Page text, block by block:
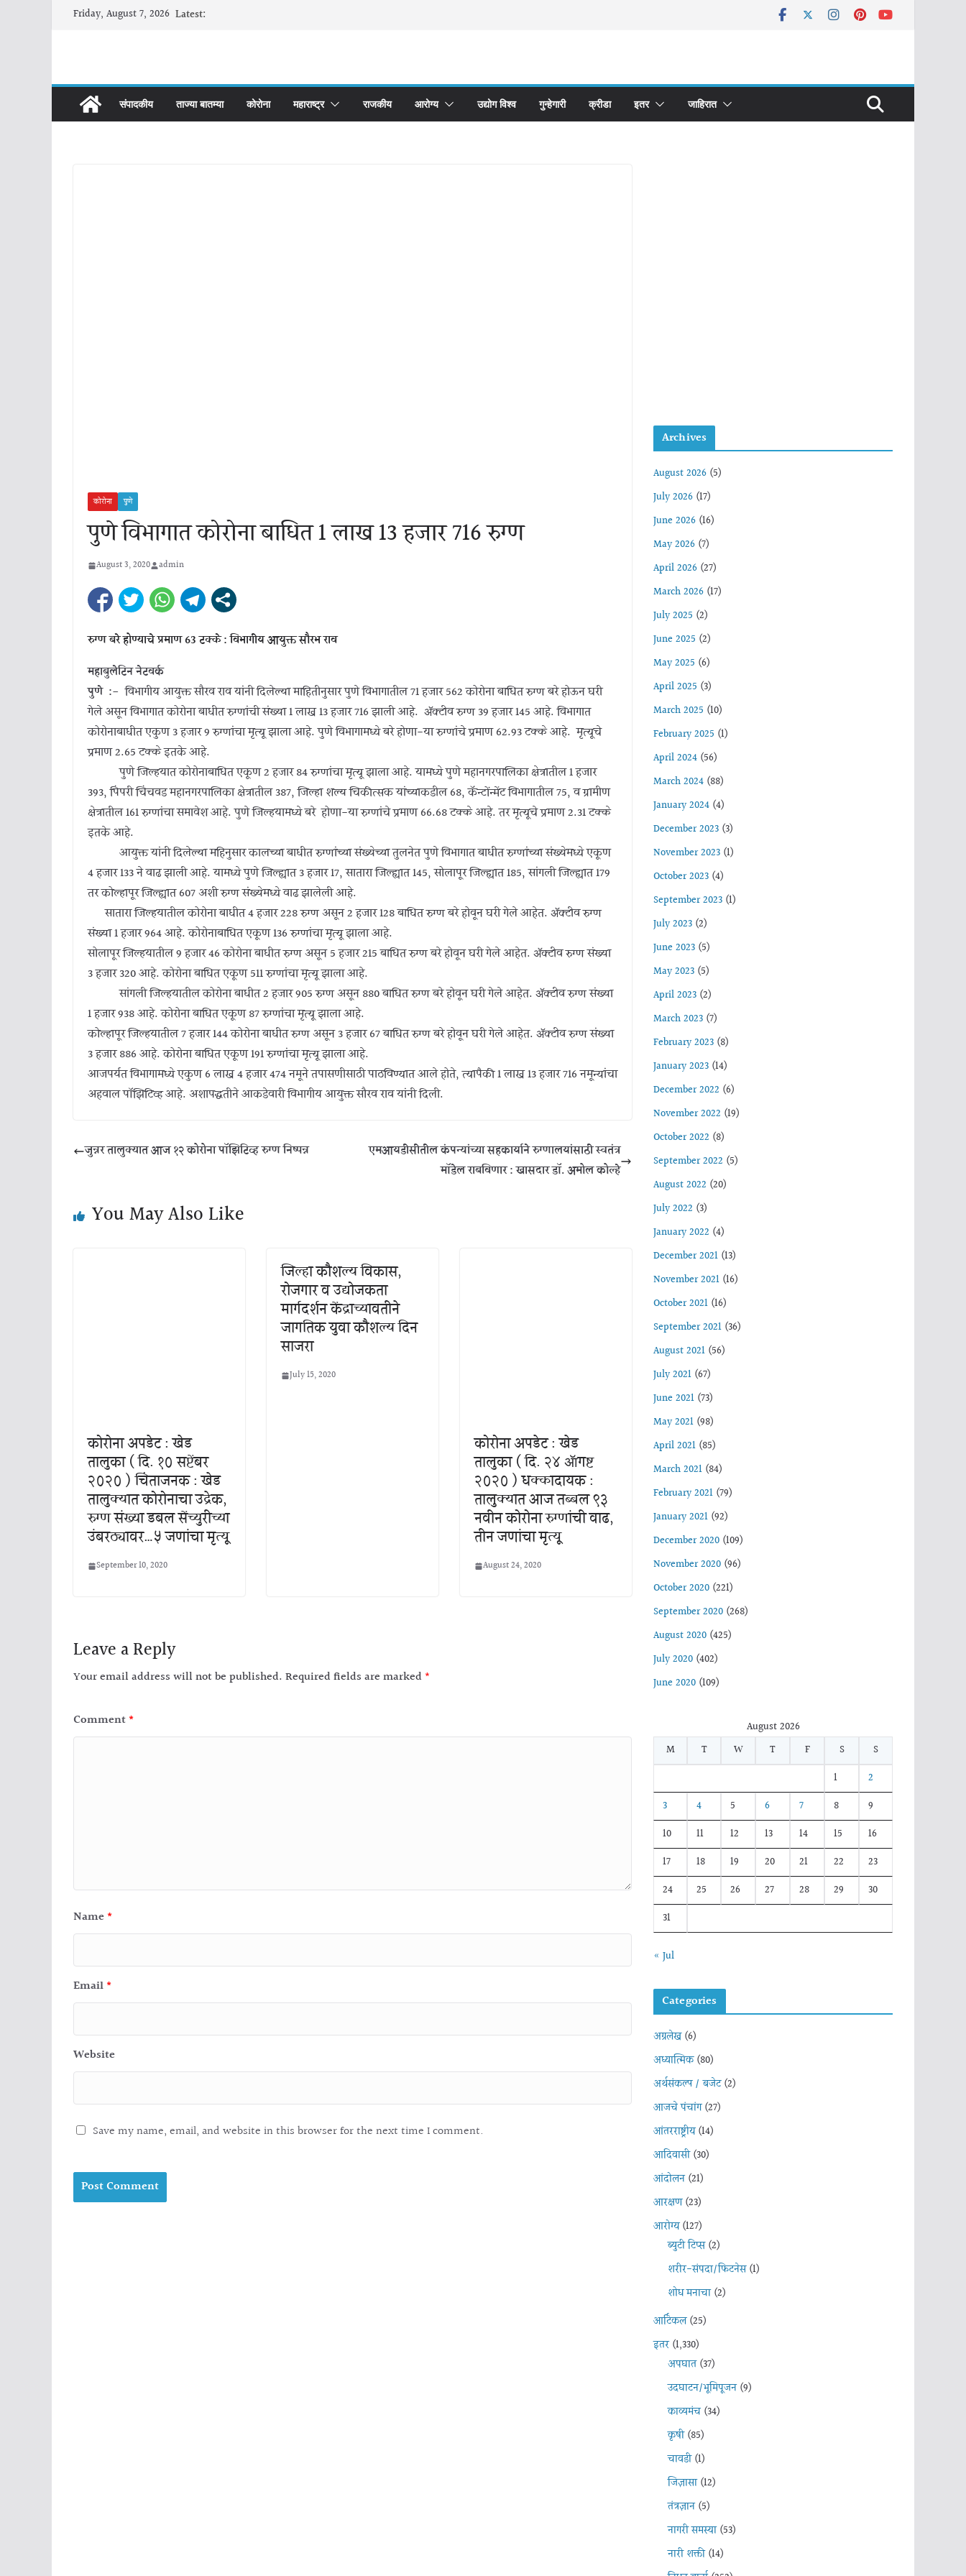
Friday, August 7, 2026 Latest:
संपादकीय ताज्या बातम्या कोरोना महाराष्ट्र राजकीय आरोग्य उद्योग विश्व गुन्हेगारी क्रीडा इतर जाहिरात
कोरोना पुणे
पुणे विभागात कोरोना बाधित 1 लाख 13 हजार 716 रुग्ण
August 3, 2020 admin
रुग्ण बरे होण्याचे प्रमाण 63 टक्के : विभागीय आयुक्त सौरभ राव
महाबुलेटिन नेटवर्क
पुणे :- विभागीय आयुक्त सौरव राव यांनी दिलेल्या माहितीनुसार पुणे विभागातील 71 हजार 562 कोरोना बाधित रुग्ण बरे होऊन घरी
गेले असून विभागात कोरोना बाधीत रुग्णांची संख्या 1 लाख 13 हजार 716 झाली आहे. ॲक्टीव रुग्ण 39 हजार 145 आहे. विभागात
कोरोनाबाधीत एकुण 3 हजार 9 रुग्णांचा मृत्यू झाला आहे. पुणे विभागामध्ये बरे होणा-या रुग्णांचे प्रमाण 62.93 टक्के आहे. मृत्यूचे
प्रमाण 2.65 टक्के इतके आहे.
पुणे जिल्हयात कोरोनाबाधित एकूण 2 हजार 84 रुग्णांचा मृत्यू झाला आहे. यामध्ये पुणे महानगरपालिका क्षेत्रातील 1 हजार
393, पिंपरी चिंचवड महानगरपालिका क्षेत्रातील 387, जिल्हा शल्य चिकीत्सक यांच्याकडील 68, कॅन्टोंन्मेंट विभागातील 75, व ग्रामीण
क्षेत्रातील 161 रुग्णांचा समावेश आहे. पुणे जिल्हयामध्ये बरे होणा-या रुग्णांचे प्रमाण 66.68 टक्के आहे. तर मृत्यूचे प्रमाण 2.31 टक्के
इतके आहे.
आयुक्त यांनी दिलेल्या महिनुसार कालच्या बाधीत रुग्णांच्या संख्येच्या तुलनेत पुणे विभागात बाधीत रुग्णांच्या संख्येमध्ये एकूण
4 हजार 133 ने वाढ झाली आहे. यामध्ये पुणे जिल्ह्यात 3 हजार 17, सातारा जिल्ह्यात 145, सोलापूर जिल्ह्यात 185, सांगली जिल्ह्यात 179
तर कोल्हापूर जिल्ह्यात 607 अशी रुग्ण संख्येमध्ये वाढ झालेली आहे.
सातारा जिल्हयातील कोरोना बाधीत 4 हजार 228 रुग्ण असून 2 हजार 128 बाधित रुग्ण बरे होवून घरी गेले आहेत. ॲक्टीव रुग्ण
संख्या 1 हजार 964 आहे. कोरोनाबाधित एकूण 136 रुग्णांचा मृत्यू झाला आहे.
सोलापूर जिल्हयातील 9 हजार 46 कोरोना बाधीत रुग्ण असून 5 हजार 215 बाधित रुग्ण बरे होवून घरी गेले आहेत. ॲक्टीव रुग्ण संख्या
3 हजार 320 आहे. कोरोना बाधित एकूण 511 रुग्णांचा मृत्यू झाला आहे.
सांगली जिल्हयातील कोरोना बाधीत 2 हजार 905 रुग्ण असून 880 बाधित रुग्ण बरे होवून घरी गेले आहेत. ॲक्टीव रुग्ण संख्या
1 हजार 938 आहे. कोरोना बाधित एकूण 87 रुग्णांचा मृत्यू झाला आहे.
कोल्हापूर जिल्हयातील 7 हजार 144 कोरोना बाधीत रुग्ण असून 3 हजार 67 बाधित रुग्ण बरे होवून घरी गेले आहेत. ॲक्टीव रुग्ण संख्या
3 हजार 886 आहे. कोरोना बाधित एकूण 191 रुग्णांचा मृत्यू झाला आहे.
आजपर्यत विभागामध्ये एकुण 6 लाख 4 हजार 474 नमूने तपासणीसाठी पाठविण्यात आले होते, त्यापैकी 1 लाख 13 हजार 716 नमून्यांचा
अहवाल पॉझिटिव्ह आहे. अशापद्धतीने आकडेवारी विभागीय आयुक्त सौरव राव यांनी दिली.
जुन्नर तालुक्यात आज १२ कोरोना पॉझिटिव्ह रुग्ण निष्पन्न
एमआयडीसीतील कंपन्यांच्या सहकार्याने रुग्णालयांसाठी स्वतंत्र
मॉडेल राबविणार : खासदार डॉ. अमोल कोल्हे
You May Also Like
कोरोना अपडेट : खेड
तालुका ( दि. १० सप्टेंबर
२०२० ) चिंताजनक : खेड
तालुक्यात कोरोनाचा उद्रेक,
रुग्ण संख्या डबल सेंच्युरीच्या
उंबरठ्यावर…५ जणांचा मृत्यू
September 10, 2020
जिल्हा कौशल्य विकास,
रोजगार व उद्योजकता
मार्गदर्शन केंद्राच्यावतीने
जागतिक युवा कौशल्य दिन
साजरा
July 15, 2020
कोरोना अपडेट : खेड
तालुका ( दि. २४ ॲागष्ट
२०२० ) धक्कादायक :
तालुक्यात आज तब्बल ९३
नवीन कोरोना रुग्णांची वाढ,
तीन जणांचा मृत्यू
August 24, 2020
Leave a Reply
Your email address will not be published. Required fields are marked *
Comment *
Name *
Email *
Website
Save my name, email, and website in this browser for the next time I comment.
Archives
August 2026 (5)
July 2026 (17)
June 2026 (16)
May 2026 (7)
April 2026 (27)
March 2026 (17)
July 2025 (2)
June 2025 (2)
May 2025 (6)
April 2025 (3)
March 2025 (10)
February 2025 (1)
April 2024 (56)
March 2024 (88)
January 2024 (4)
December 2023 (3)
November 2023 (1)
October 2023 (4)
September 2023 (1)
July 2023 (2)
June 2023 (5)
May 2023 (5)
April 2023 (2)
March 2023 (7)
February 2023 (8)
January 2023 (14)
December 2022 (6)
November 2022 (19)
October 2022 (8)
September 2022 (5)
August 2022 (20)
July 2022 (3)
January 2022 (4)
December 2021 (13)
November 2021 (16)
October 2021 (16)
September 2021 (36)
August 2021 (56)
July 2021 (67)
June 2021 (73)
May 2021 (98)
April 2021 (85)
March 2021 (84)
February 2021 (79)
January 2021 (92)
December 2020 (109)
November 2020 (96)
October 2020 (221)
September 2020 (268)
August 2020 (425)
July 2020 (402)
June 2020 (109)
August 2026
M
T W T F S
S
1
2
3
4 5 6 7 8
9
10
11 12 13 14 15
16
17
18 19 20 21 22
23
24
25 26 27 28 29
30
31
« Jul
Categories
अग्रलेख(6)
अध्यात्मिक(80)
अर्थसंकल्प / बजेट(2)
आजचे पंचांग(27)
आंतरराष्ट्रीय(14)
आदिवासी(30)
आंदोलन(21)
आरक्षण(23)
आरोग्य(127)
ब्युटी टिप्स(2)
शरीर-संपदा/फिटनेस(1)
शोध मनाचा(2)
आर्टिकल(25)
इतर(1,330)
अपघात(37)
उदघाटन/भूमिपूजन(9)
काव्यमंच(34)
कृषी(85)
चावडी(1)
जिज्ञासा(12)
तंत्रज्ञान(5)
नागरी समस्या(53)
नारी शक्ती(14)